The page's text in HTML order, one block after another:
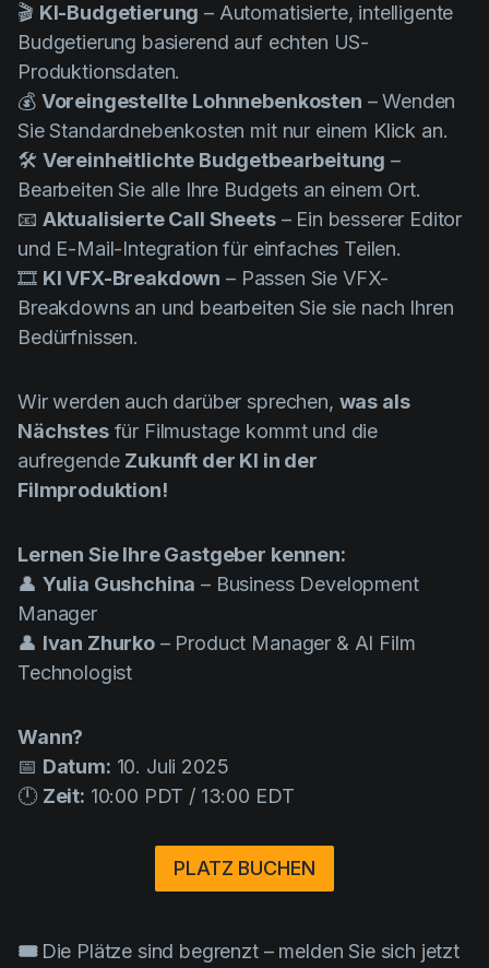
Templates
VFX
Vertical Drama
🎬 KI-Budgetierung – Automatisierte, intelligente
Budgetierung basierend auf echten US-
Produktionsdaten.
💰 Voreingestellte Lohnnebenkosten – Wenden
Sie Standardnebenkosten mit nur einem Klick an.
🛠️ Vereinheitlichte Budgetbearbeitung –
Bearbeiten Sie alle Ihre Budgets an einem Ort.
📧 Aktualisierte Call Sheets– Ein besserer Editor
und E-Mail-Integration für einfaches Teilen.
🎞️ KI VFX-Breakdown – Passen Sie VFX-
Breakdowns an und bearbeiten Sie sie nach Ihren
Bedürfnissen.
Wir werden auch darüber sprechen, was als
Nächstesfür Filmustage kommt und die
aufregende Zukunft der KI in der
Filmproduktion!
Lernen Sie Ihre Gastgeber kennen:
👤 Yulia Gushchina – Business Development
Manager
👤 Ivan Zhurko– Product Manager & AI Film
Technologist
Wann?
📅 Datum: 10. Juli 2025
🕛 Zeit: 10:00 PDT / 13:00 EDT
PLATZ BUCHEN
🎟️ Die Plätze sind begrenzt – melden Sie sich jetzt